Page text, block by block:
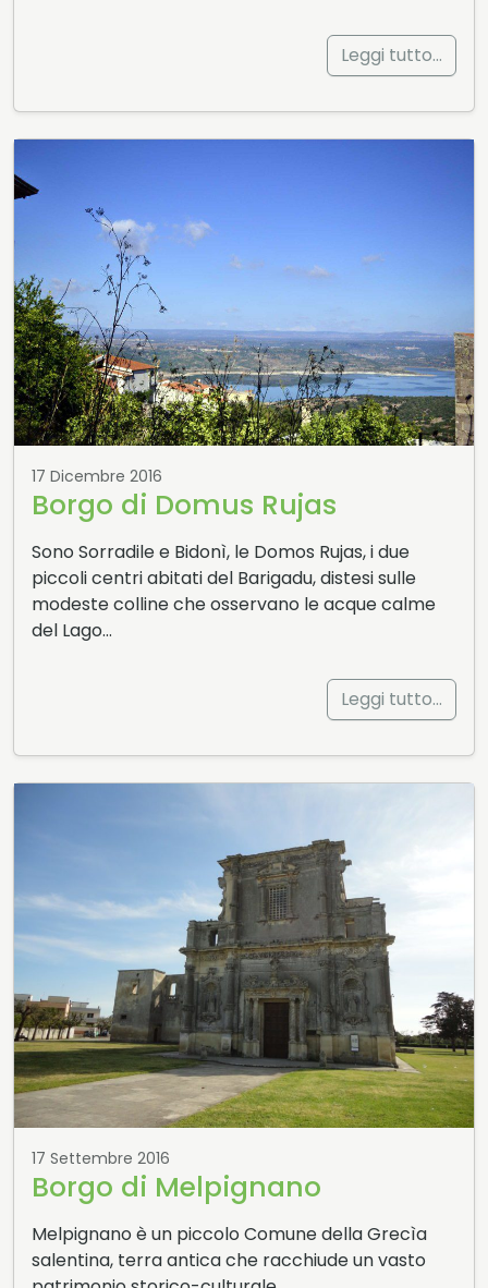
Leggi tutto…
17 Dicembre 2016
Borgo di Domus Rujas
Sono Sorradile e Bidonì, le Domos Rujas, i due
piccoli centri abitati del Barigadu, distesi sulle
modeste colline che osservano le acque calme
del Lago…
Leggi tutto…
17 Settembre 2016
Borgo di Melpignano
Melpignano è un piccolo Comune della Grecìa
salentina, terra antica che racchiude un vasto